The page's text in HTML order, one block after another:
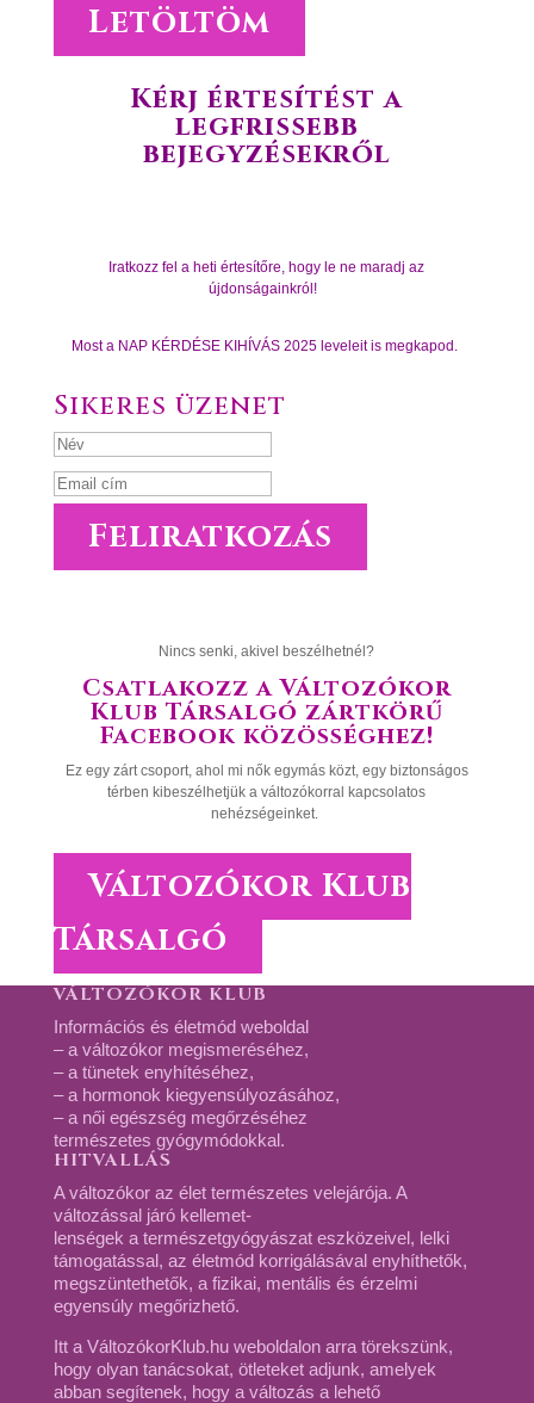
Letöltöm
Kérj értesítést a
legfrissebb
bejegyzésekről
Iratkozz fel a heti értesítőre, hogy le ne maradj az
újdonságainkról!
Most a NAP KÉRDÉSE KIHÍVÁS 2025 leveleit is megkapod.
Sikeres üzenet
Feliratkozás
Nincs senki, akivel beszélhetnél?
Csatlakozz a Változókor
Klub Társalgó zártkörű
Facebook közösséghez!
Ez egy zárt csoport, ahol mi nők egymás közt, egy biztonságos
térben kibeszélhetjük a változókorral kapcsolatos
nehézségeinket.
Változókor Klub
Társalgó
VÁLTOZÓKOR KLUB
Információs és életmód weboldal
– a változókor megismeréséhez,
– a tünetek enyhítéséhez,
– a hormonok kiegyensúlyozásához,
– a női egészség megőrzéséhez
természetes gyógymódokkal.
HITVALLÁS
A változókor az élet természetes velejárója. A
változással járó kellemet-
lenségek a természetgyógyászat eszközeivel, lelki
támogatással, az életmód korrigálásával enyhíthetők,
megszüntethetők, a fizikai, mentális és érzelmi
egyensúly megőrizhető.
Itt a VáltozókorKlub.hu weboldalon arra törekszünk,
hogy olyan tanácsokat, ötleteket adjunk, amelyek
abban segítenek, hogy a változás a lehető